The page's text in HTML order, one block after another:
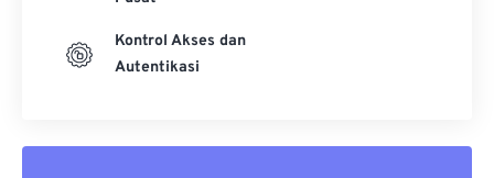
Kontrol Akses dan
Autentikasi